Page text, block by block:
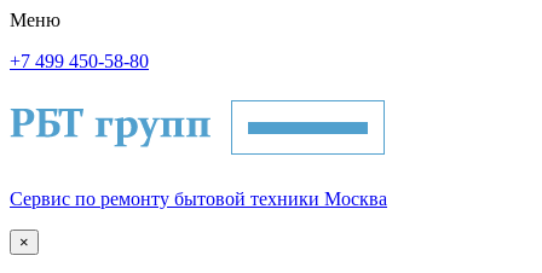
Меню
+7 499 450-58-80
Сервис по ремонту бытовой техники Москва
×